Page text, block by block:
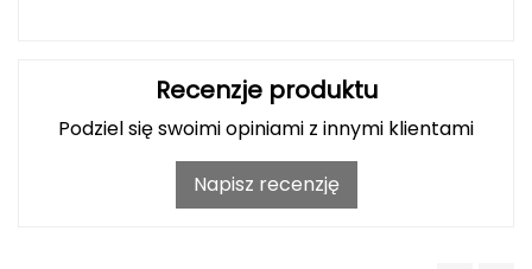
Recenzje produktu
Podziel się swoimi opiniami z innymi klientami
Napisz recenzję